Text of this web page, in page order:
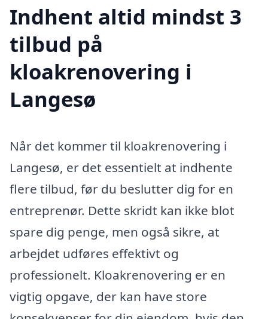
Indhent altid mindst 3
tilbud på
kloakrenovering i
Langesø
Når det kommer til kloakrenovering i
Langesø, er det essentielt at indhente
flere tilbud, før du beslutter dig for en
entreprenør. Dette skridt kan ikke blot
spare dig penge, men også sikre, at
arbejdet udføres effektivt og
professionelt. Kloakrenovering er en
vigtig opgave, der kan have store